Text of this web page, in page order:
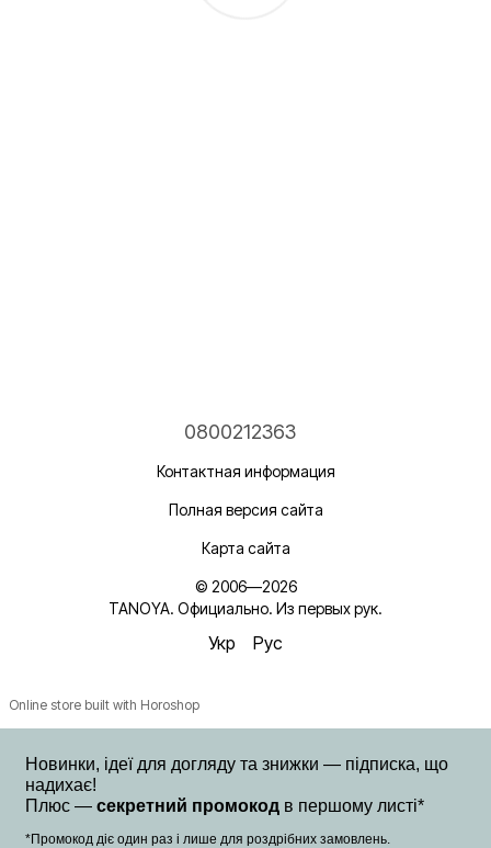
0800212363
Контактная информация
Полная версия сайта
Карта сайта
© 2006—2026
TANOYA. Официально. Из первых рук.
Укр Рус
Online store built with Horoshop
Новинки, ідеї для догляду та знижки — підписка, що
надихає!
Плюс — секретний промокод в першому листі*
*Промокод діє один раз і лише для роздрібних замовлень.